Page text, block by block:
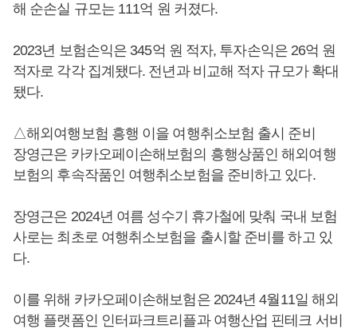
해 순손실 규모는 111억 원 커졌다.
2023년 보험손익은 345억 원 적자, 투자손익은 26억 원
적자로 각각 집계됐다. 전년과 비교해 적자 규모가 확대
됐다.
△해외여행보험 흥행 이을 여행취소보험 출시 준비
장영근은 카카오페이손해보험의 흥행상품인 해외여행
보험의 후속작품인 여행취소보험을 준비하고 있다.
장영근은 2024년 여름 성수기 휴가철에 맞춰 국내 보험
사로는 최초로 여행취소보험을 출시할 준비를 하고 있
다.
이를 위해 카카오페이손해보험은 2024년 4월11일 해외
여행 플랫폼인 인터파크트리플과 여행산업 핀테크 서비